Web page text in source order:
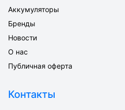
Аккумуляторы
Бренды
Новости
О нас
Публичная оферта
Контакты